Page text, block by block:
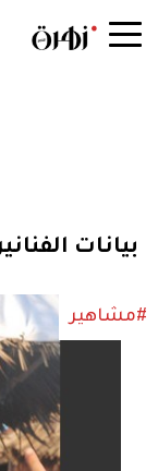
بيانات
#مشاهير